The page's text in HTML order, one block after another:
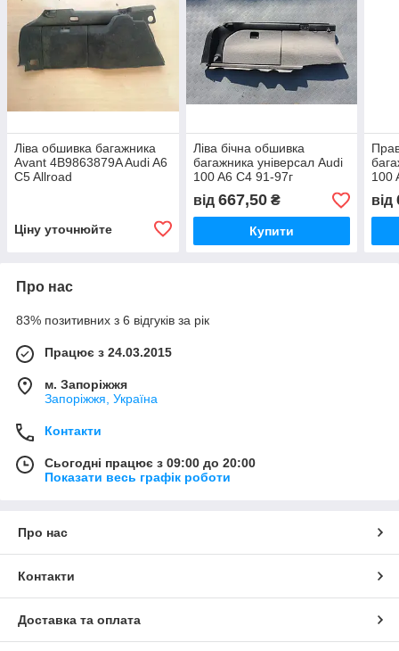
Ліва обшивка багажника
Avant 4B9863879A Audi A6
C5 Allroad
Ціну уточнюйте
Ліва бічна обшивка
багажника універсал Audi
100 A6 C4 91-97г
від 667,50₴
Купити
100
від
Про нас
83% позитивних з 6 відгуків за рік
Працює з 24.03.2015
м. Запоріжжя
Запоріжжя, Україна
Контакти
Сьогодні працює з 09:00 до 20:00
Показати весь графік роботи
Про нас
Контакти
Доставка та оплата